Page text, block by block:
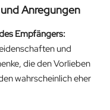
Anregungen
Empfängers:
und
die den Vorlieben
wahrscheinlich eher